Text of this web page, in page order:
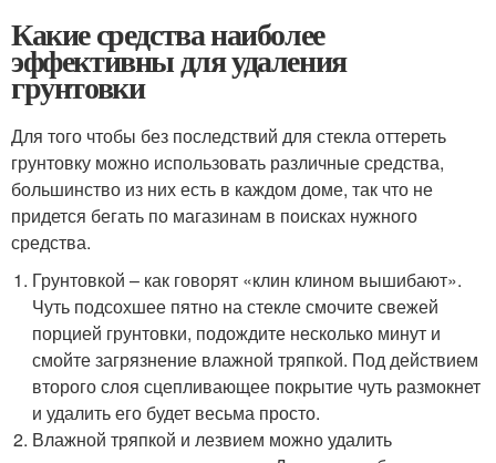
Какие средства наиболее
эффективны для удаления
грунтовки
Для того чтобы без последствий для стекла оттереть
грунтовку можно использовать различные средства,
большинство из них есть в каждом доме, так что не
придется бегать по магазинам в поисках нужного
средства.
Грунтовкой – как говорят «клин клином вышибают».
Чуть подсохшее пятно на стекле смочите свежей
порцией грунтовки, подождите несколько минут и
смойте загрязнение влажной тряпкой. Под действием
второго слоя сцепливающее покрытие чуть размокнет
и удалить его будет весьма просто.
Влажной тряпкой и лезвием можно удалить